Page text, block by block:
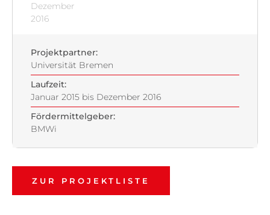
Dezember
2016
Projektpartner:
Universität Bremen
Laufzeit:
Januar 2015 bis Dezember 2016
Fördermittelgeber:
BMWi
ZUR PROJEKTLISTE